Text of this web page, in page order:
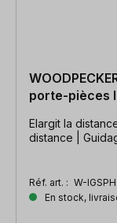
porte-pièces
Elargit la distance du
distance |
Réf. art. : W-
En stock,